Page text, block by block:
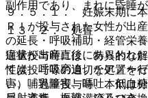
副作用であり、まれに昏睡
１３．２． 処置
過量投与時には、特異的な
性炭投与等の適切な処置を
い）。過量投与時、本剤は
９．５．１． 妊娠末期に本
ＲＩが投与された女性が出
の延長・呼吸補助・経管栄
症状が出産直後にあらわれ
ては、呼吸窮迫、チアノー
害、哺乳障害、嘔吐、低血